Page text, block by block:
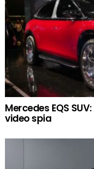
Mercedes EQS
video spia